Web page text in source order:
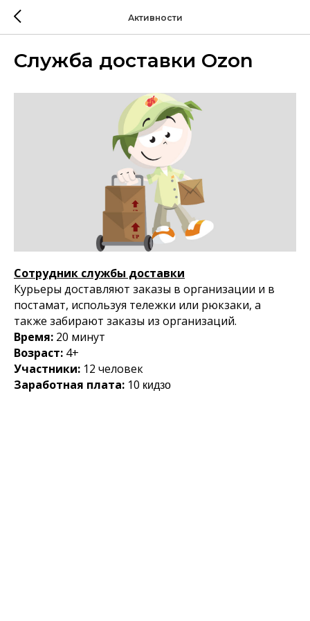
Активности
Служба доставки Ozon
Сотрудник службы доставки
Курьеры доставляют заказы в организации и в
постамат, используя тележки или рюкзаки, а
также забирают заказы из организаций.
Время: 20 минут
Возраст: 4+
Участники: 12 человек
Заработная плата: 10 кидзо